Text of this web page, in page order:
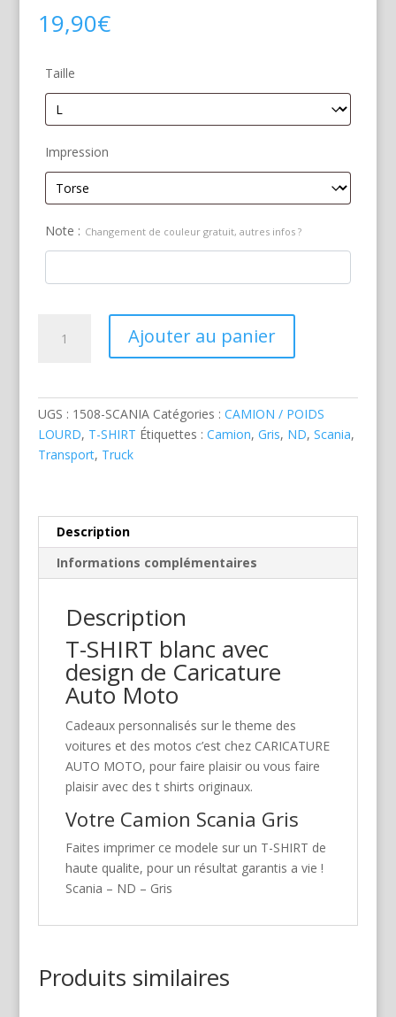
19,90€
Taille
Impression
Note : Changement de couleur gratuit, autres infos ?
Ajouter au panier
UGS : 1508-SCANIA Catégories : CAMION / POIDS
LOURD, T-SHIRT Étiquettes : Camion, Gris, ND, Scania,
Transport, Truck
Description
Informations complémentaires
Description
T-SHIRT blanc avec
design de Caricature
Auto Moto
Cadeaux personnalisés sur le theme des
voitures et des motos c’est chez CARICATURE
AUTO MOTO, pour faire plaisir ou vous faire
plaisir avec des t shirts originaux.
Votre Camion Scania Gris
Faites imprimer ce modele sur un T-SHIRT de
haute qualite, pour un résultat garantis a vie !
Scania – ND – Gris
Produits similaires